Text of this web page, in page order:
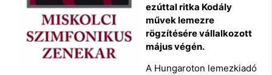
ezúttal ritka Kodály
művek lemezre
rögzítésére vállalkozott
május végén.
A Hungaroton lemezkiadó